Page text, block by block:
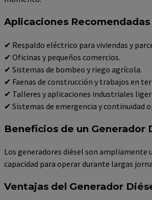
Aplicaciones Recomendadas
✔ Respaldo eléctrico para viviendas y
✔ Oficinas y pequeños comercios.
✔ Sistemas de bombeo y riego agrícola.
✔ Faenas de construcción y trabajos en
✔ Talleres y aplicaciones industriales
✔ Sistemas de emergencia y continuidad
Beneficios de un Generador
Los generadores diésel son
capacidad para operar durante largas
Ventajas del Generador